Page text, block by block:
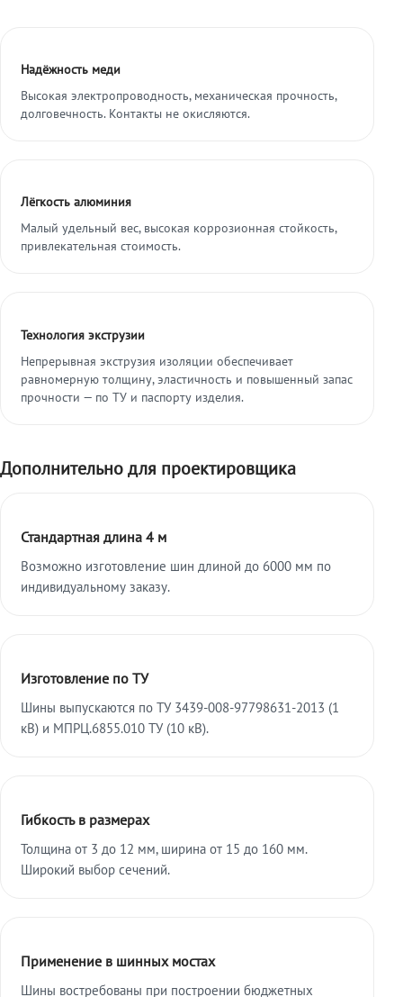
Надёжность меди
Высокая электропроводность, механическая прочность,
долговечность. Контакты не окисляются.
Лёгкость алюминия
Малый удельный вес, высокая коррозионная стойкость,
привлекательная стоимость.
Технология экструзии
Непрерывная экструзия изоляции обеспечивает
равномерную толщину, эластичность и повышенный запас
прочности — по ТУ и паспорту изделия.
Дополнительно для проектировщика
Стандартная длина 4 м
Возможно изготовление шин длиной до 6000 мм по
индивидуальному заказу.
Изготовление по ТУ
Шины выпускаются по ТУ 3439-008-97798631-2013 (1
кВ) и МПРЦ.6855.010 ТУ (10 кВ).
Гибкость в размерах
Толщина от 3 до 12 мм, ширина от 15 до 160 мм.
Широкий выбор сечений.
Применение в шинных мостах
Шины востребованы при построении бюджетных